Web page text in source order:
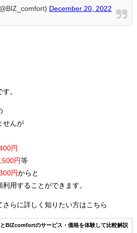
December 20, 2022
。
せんが
円
円等
円からと
用することができます。
さらに詳しく知りたい方はこちら
BIZcomfortのサービス・価格を体験して比較解説